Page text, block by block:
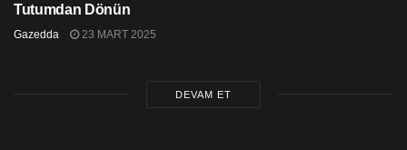
Tutumdan Dönün
Gazedda 23 MART 2025
DEVAM ET